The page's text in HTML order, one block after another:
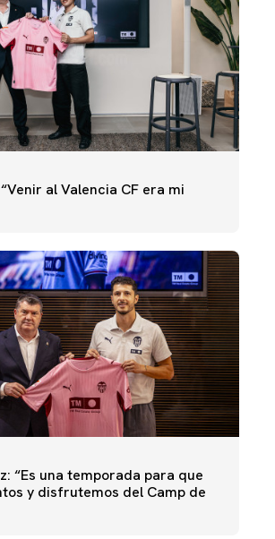
al Valencia CF era mi
“Es una temporada para que
y disfrutemos del Camp de